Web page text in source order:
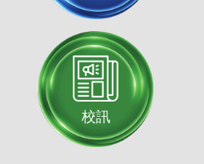
校訊